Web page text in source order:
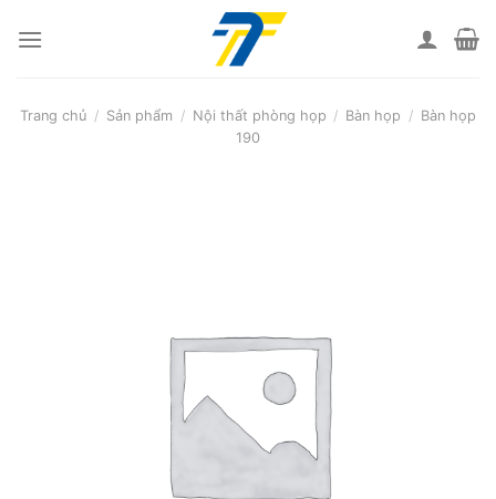
Trang chủ / Sản phẩm / Nội thất phòng họp / Bàn họp / Bàn họp
190